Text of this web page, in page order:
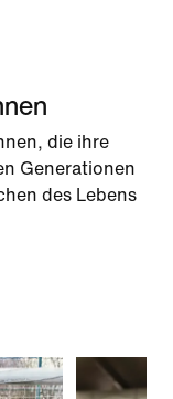
die ihre
Generationen
des Lebens